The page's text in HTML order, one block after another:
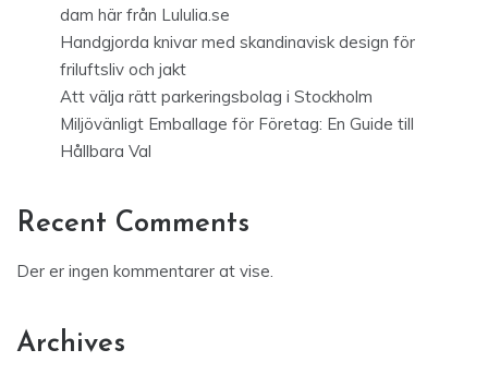
dam här från Lululia.se
Handgjorda knivar med skandinavisk design för
friluftsliv och jakt
Att välja rätt parkeringsbolag i Stockholm
Miljövänligt Emballage för Företag: En Guide till
Hållbara Val
Recent Comments
Der er ingen kommentarer at vise.
Archives